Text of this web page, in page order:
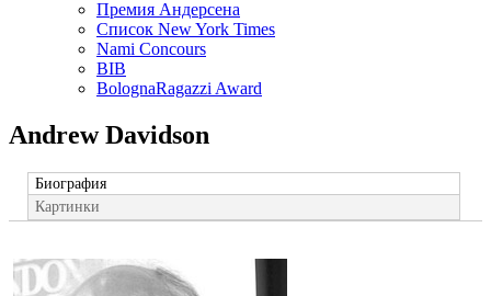
Премия Андерсена
Список New York Times
Nami Concours
BIB
BolognaRagazzi Award
Andrew Davidson
Биография
Картинки